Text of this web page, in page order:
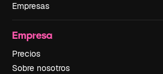
Empresas
Empresa
Precios
Sobre nosotros